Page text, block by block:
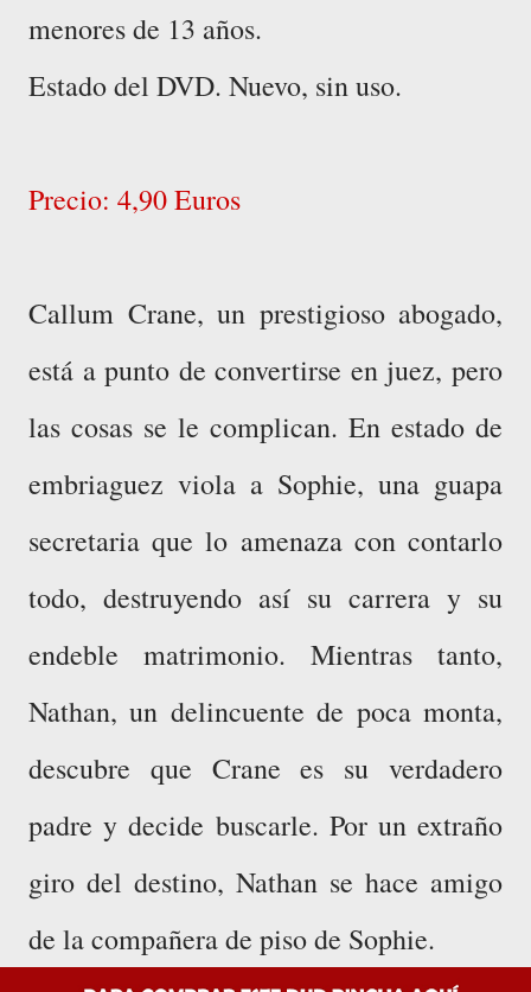
menores de 13 años.
Estado del DVD. Nuevo, sin uso.
Precio: 4,90 Euros
Callum Crane, un prestigioso abogado,
está a punto de convertirse en juez, pero
las cosas se le complican. En estado de
embriaguez viola a Sophie, una guapa
secretaria que lo amenaza con contarlo
todo, destruyendo así su carrera y su
endeble matrimonio. Mientras tanto,
Nathan, un delincuente de poca monta,
descubre que Crane es su verdadero
padre y decide buscarle. Por un extraño
giro del destino, Nathan se hace amigo
de la compañera de piso de Sophie.